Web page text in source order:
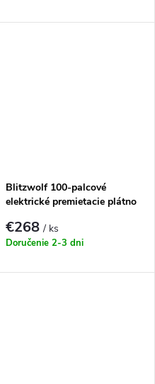
Blitzwolf 100-palcové
elektrické premietacie plátno
€268/ ks
Doručenie 2-3 dni